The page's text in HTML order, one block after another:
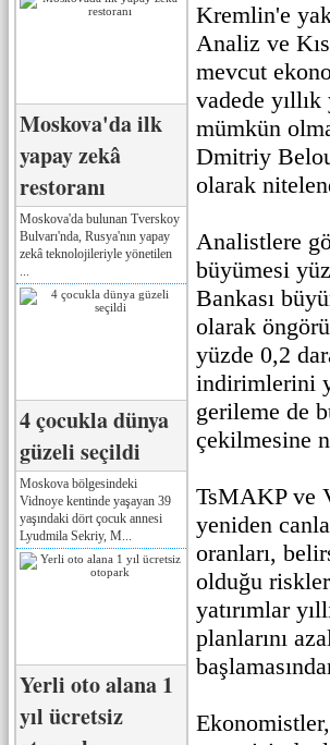
Moskova'da ilk
yapay zekâ
restoranı
Moskova'da bulunan Tverskoy
Bulvarı'nda, Rusya'nın yapay
zekâ teknolojileriyle yönetilen
4 çocukla dünya
güzeli seçildi
Moskova bölgesindeki
Vidnoye kentinde yaşayan 39
yaşındaki dört çocuk annesi
Lyudmila Sekriy, M...
Yerli oto alana 1
yıl ücretsiz
Kremlin'e
Analiz ve
mevcut
vadede
mümkün
Dmitriy
olarak
Analistlere
büyümesi
Bankası
olarak
yüzde 0,2
indirimlerini
gerileme de
çekilmesine
TsMAKP ve
yeniden
oranları,
olduğu riskler
yatırımlar
planlarını